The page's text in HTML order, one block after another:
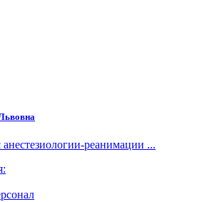
анестезиологии-реанимации ...